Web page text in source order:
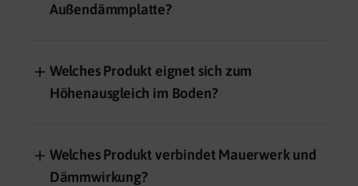
Außendämmplatte?
＋ Welches Produkt eignet sich zum
Höhenausgleich im Boden?
＋ Welches Produkt verbindet Mauerwerk und
Dämmwirkung?